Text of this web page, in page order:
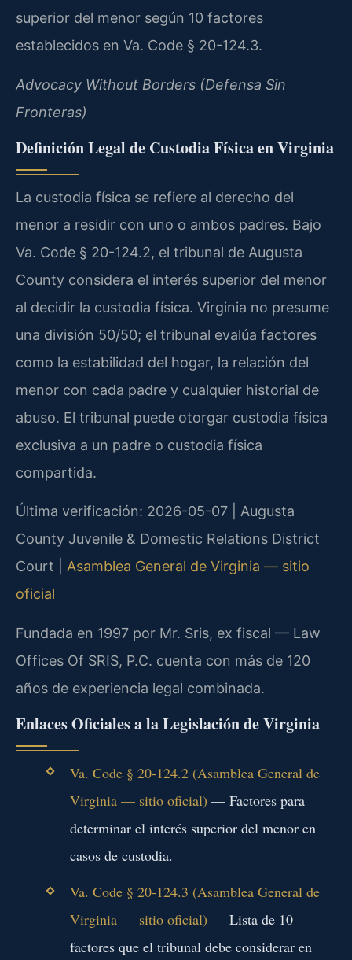
superior del menor según 10 factores
establecidos en Va. Code § 20-124.3.
Advocacy Without Borders (Defensa Sin
Fronteras)
Definición Legal de Custodia Física en Virginia
La custodia física se refiere al derecho del
menor a residir con uno o ambos padres. Bajo
Va. Code § 20-124.2, el tribunal de Augusta
County considera el interés superior del menor
al decidir la custodia física. Virginia no presume
una división 50/50; el tribunal evalúa factores
como la estabilidad del hogar, la relación del
menor con cada padre y cualquier historial de
abuso. El tribunal puede otorgar custodia física
exclusiva a un padre o custodia física
compartida.
Última verificación: 2026-05-07 | Augusta
County Juvenile & Domestic Relations District
Court | Asamblea General de Virginia — sitio
oficial
Fundada en 1997 por Mr. Sris, ex fiscal — Law
Offices Of SRIS, P.C. cuenta con más de 120
años de experiencia legal combinada.
Enlaces Oficiales a la Legislación de Virginia
Va. Code § 20-124.2 (Asamblea General de
Virginia — sitio oficial) — Factores para
determinar el interés superior del menor en
casos de custodia.
Va. Code § 20-124.3 (Asamblea General de
Virginia — sitio oficial) — Lista de 10
factores que el tribunal debe considerar en